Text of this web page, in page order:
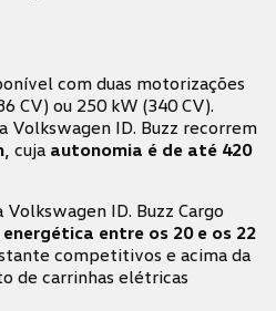
com duas motorizações
CV) ou 250 kW (340 CV).
Volkswagen ID. Buzz recorrem
, cuja autonomia é de até 420
ID. Buzz Cargo
entre os 20 e os 22
competitivos e acima da
de carrinhas elétricas